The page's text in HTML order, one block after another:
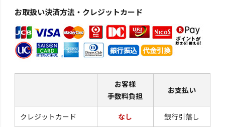
お取扱い決済方法・クレジットカード
お客様
手数料負担
お支払い
クレジットカード なし 銀行引落し